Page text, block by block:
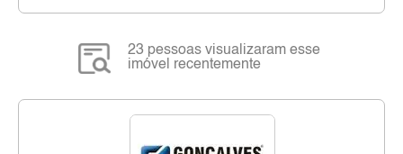
23 pessoas visualizaram esse
imóvel recentemente